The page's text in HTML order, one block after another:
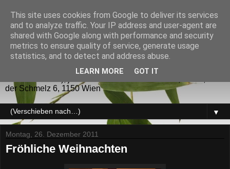
GoRyu - JuJitsu
GoRyu - JuJitsu (五龍) JuJitsu sowie verwandte
Kampfsysteme für die Selbstverteidigung und als Sport.
Trainingszeiten: Dienstag und Donnerstag (während des
der Schmelz 6, 1150 Wien
▼
Montag, 26. Dezember 2011
Fröhliche Weihnachten
This site uses cookies from Google to deliver its services
and to analyze traffic. Your IP address and user-agent are
shared with Google along with performance and security
metrics to ensure quality of service, generate usage
statistics, and to detect and address abuse.
LEARN MORE GOT IT